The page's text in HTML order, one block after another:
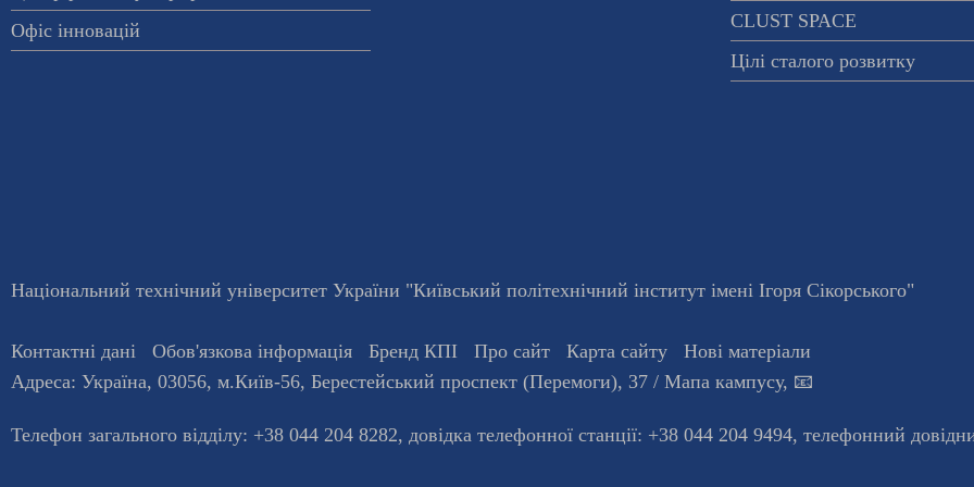
Офіс інновацій
CLUST SPACE
Цілі сталого розвитку
Національний технічний університет України "Київський політехнічний інститут імені Ігоря Сікорського"
Контактні дані Обов'язкова інформація Бренд КПІ Про сайт Карта сайту
Нові матеріали
Адреса: Україна, 03056, м.Київ-56, Берестейський проспект (Перемоги), 37 / Мапа кампусу, 📧
Телефон загального відділу: +38 044 204 8282, довiдка телефонної станцiї: +38 044 204 9494, телефонний